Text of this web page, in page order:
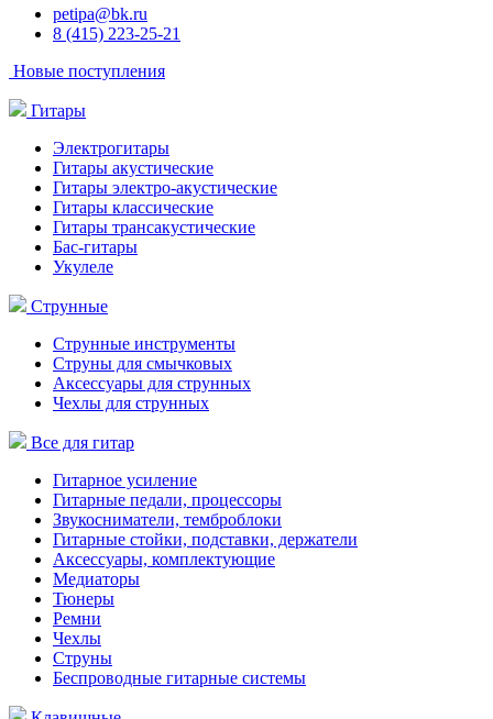
petipa@bk.ru
8 (415) 223-25-21
Новые поступления
Гитары
Электрогитары
Гитары акустические
Гитары электро-акустические
Гитары классические
Гитары трансакустические
Бас-гитары
Укулеле
Струнные
Струнные инструменты
Струны для смычковых
Аксессуары для струнных
Чехлы для струнных
Все для гитар
Гитарное усиление
Гитарные педали, процессоры
Звукосниматели, темброблоки
Гитарные стойки, подставки, держатели
Аксессуары, комплектующие
Медиаторы
Тюнеры
Ремни
Чехлы
Струны
Беспроводные гитарные системы